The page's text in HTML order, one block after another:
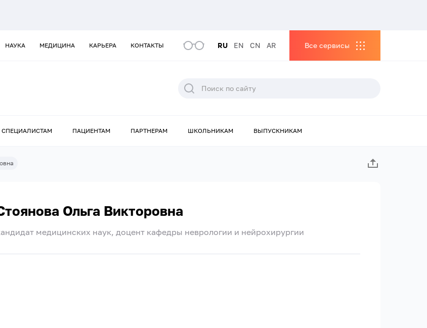
НАУКА МЕДИЦИНА КАРЬЕРА КОНТАКТЫ RU EN CN AR Все сервисы
СПЕЦИАЛИСТАМ ПАЦИЕНТАМ ПАРТНЕРАМ ШКОЛЬНИКАМ ВЫПУСКНИКАМ
Ольга Викторовна
медицинских наук, доцент кафедры неврологии и нейрохирургии